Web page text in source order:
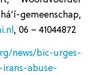
gemeenschap,
, 06 – 41044872
news/bic-urges-
abuse-